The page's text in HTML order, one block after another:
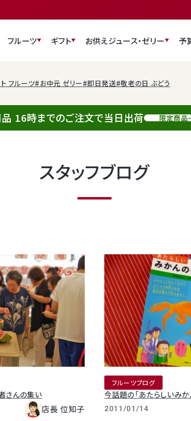
フルーツ ギフト お供えジュース・ゼリー 予
フルーツ#お中元 ゼリー#即日発送#敬老の日 ぶどう
16時までのご注文で当日出荷 限定商品
スタッフブログ
さんの集い
店長 位知子
フルーツブログ
今話題の「あたらしいみか
2011/01/14